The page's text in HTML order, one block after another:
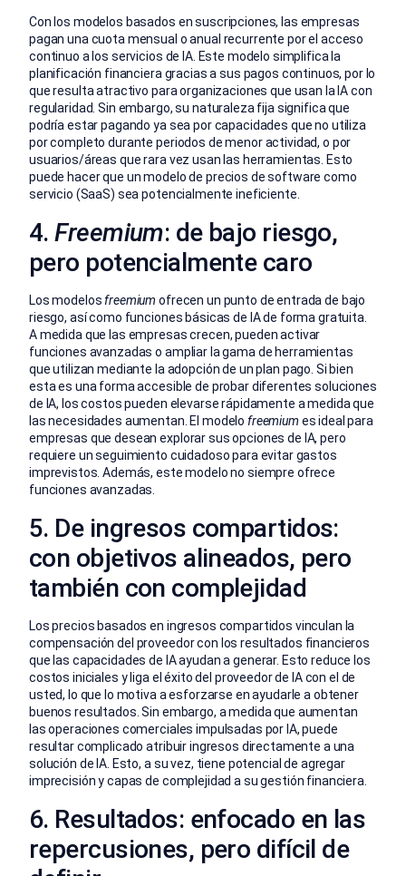
Con los modelos basados en suscripciones, las empresas
pagan una cuota mensual o anual recurrente por el acceso
continuo a los servicios de IA. Este modelo simplifica la
planificación financiera gracias a sus pagos continuos, por lo
que resulta atractivo para organizaciones que usan la IA con
regularidad. Sin embargo, su naturaleza fija significa que
podría estar pagando ya sea por capacidades que no utiliza
por completo durante periodos de menor actividad, o por
usuarios/áreas que rara vez usan las herramientas. Esto
puede hacer que un modelo de precios de software como
servicio (SaaS) sea potencialmente ineficiente.
4.Freemium: de bajo riesgo,
pero potencialmente caro
Los modelosfreemium ofrecen un punto de entrada de bajo
riesgo, así como funciones básicas de IA de forma gratuita.
A medida que las empresas crecen, pueden activar
funciones avanzadas o ampliar la gama de herramientas
que utilizan mediante la adopción de un plan pago. Si bien
esta es una forma accesible de probar diferentes soluciones
de IA, los costos pueden elevarse rápidamente a medida que
las necesidades aumentan. El modelo freemium es ideal para
empresas que desean explorar sus opciones de IA, pero
requiere un seguimiento cuidadoso para evitar gastos
imprevistos. Además, este modelo no siempre ofrece
funciones avanzadas.
5. De ingresos compartidos:
con objetivos alineados, pero
también con complejidad
Los precios basados en ingresos compartidos vinculan la
compensación del proveedor con los resultados financieros
que las capacidades de IA ayudan a generar. Esto reduce los
costos iniciales y liga el éxito del proveedor de IA con el de
usted, lo que lo motiva a esforzarse en ayudarle a obtener
buenos resultados. Sin embargo, a medida que aumentan
las operaciones comerciales impulsadas por IA, puede
resultar complicado atribuir ingresos directamente a una
solución de IA. Esto, a su vez, tiene potencial de agregar
imprecisión y capas de complejidad a su gestión financiera.
6. Resultados: enfocado en las
repercusiones, pero difícil de